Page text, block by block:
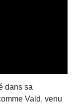
dans sa
Vald, venu